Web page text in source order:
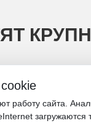
начнет
работу сайта.
загружаются